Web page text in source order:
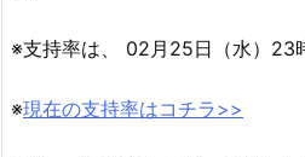
※支持率は、 02月25日（水）23
※現在の支持率はコチラ>>